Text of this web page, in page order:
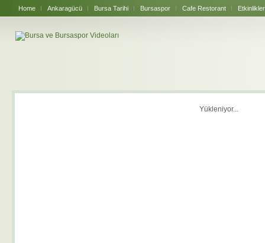
Home Ankaragücü Bursa Tarihi Bursaspor Cafe Restorant Etkinlikler
Yükleniyor...